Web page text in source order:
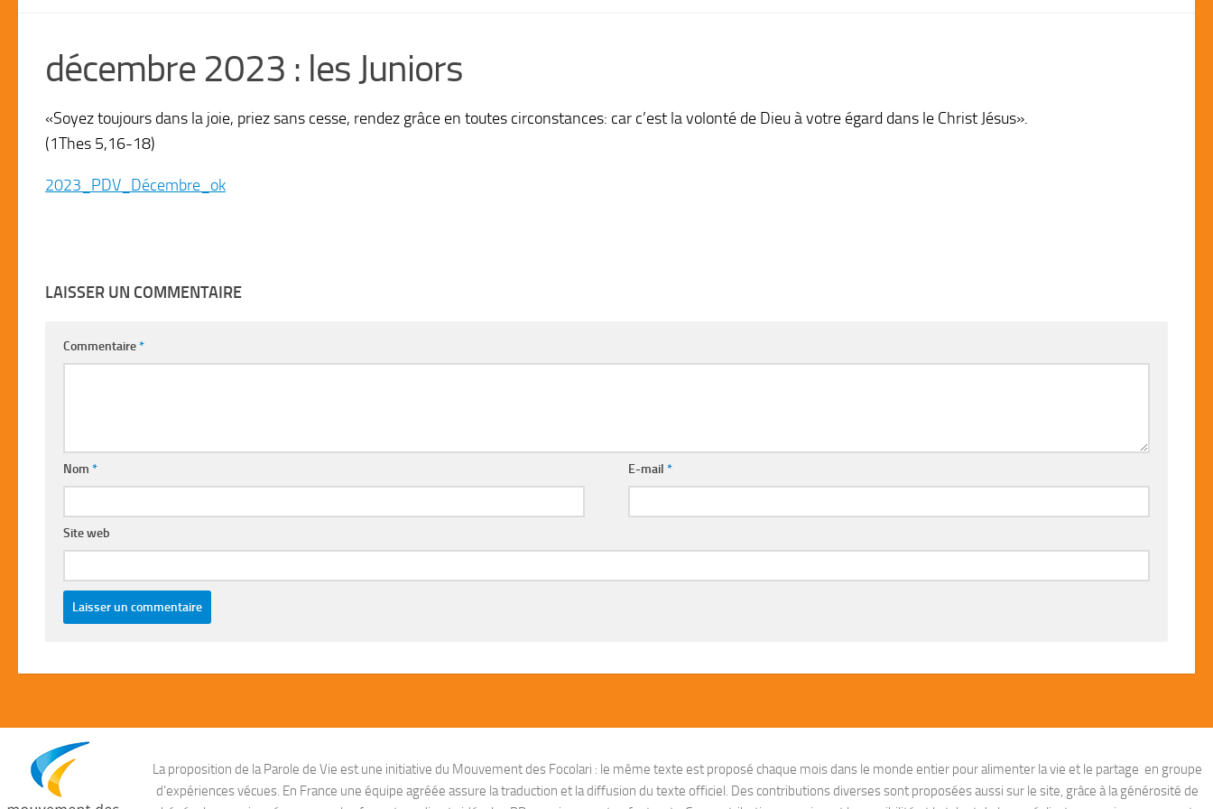
décembre 2023 : les Juniors
«Soyez toujours dans la joie, priez sans cesse, rendez grâce en toutes circonstances: car c’est la volonté de Dieu à votre égard dans le Christ Jésus».
(1Thes 5,16-18)
2023_PDV_Décembre_ok
LAISSER UN COMMENTAIRE
Commentaire*
Nom * E-mail*
Site web
La proposition de la Parole de Vie est une initiative du Mouvement des Focolari : le même texte est proposé chaque mois dans le monde entier pour alimenter la vie et le partage en groupe
d’expériences vécues. En France une équipe agréée assure la traduction et la diffusion du texte officiel. Des contributions diverses sont proposées aussi sur le site, grâce à la générosité de